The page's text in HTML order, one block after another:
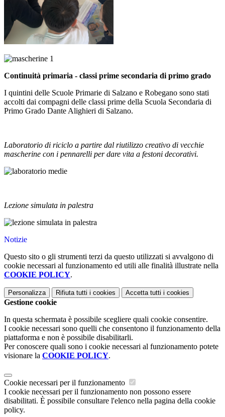
Continuità primaria - classi prime secondaria di primo grado
I quintini delle Scuole Primarie di Salzano e Robegano sono stati
accolti dai compagni delle classi prime della Scuola Secondaria di
Primo Grado Dante Alighieri di Salzano.
Laboratorio di riciclo a partire dal riutilizzo creativo di vecchie
mascherine con i pennarelli per dare vita a festoni decorativi.
Lezione simulata in palestra
Notizie
Questo sito o gli strumenti terzi da questo utilizzati si avvalgono di
cookie necessari al funzionamento ed utili alle finalità illustrate nella
COOKIE POLICY.
Personalizza Rifiuta tutti i cookies Accetta tutti i cookies
Gestione cookie
In questa schermata è possibile scegliere quali cookie consentire.
I cookie necessari sono quelli che consentono il funzionamento della
piattaforma e non è possibile disabilitarli.
Per conoscere quali sono i cookie necessari al funzionamento potete
visionare la COOKIE POLICY.
Cookie necessari per il funzionamento
I cookie necessari per il funzionamento non possono essere
disabilitati. È possibile consultare l'elenco nella pagina della cookie
policy.